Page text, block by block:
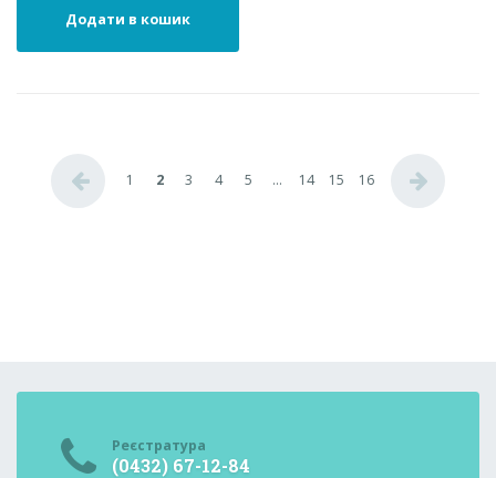
Додати в кошик
← 1 2 3 4 5 … 14 15 16 →
Реєстратура
(0432) 67-12-84